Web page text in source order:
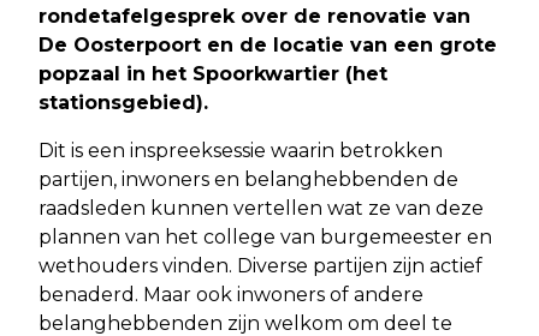
rondetafelgesprek over de renovatie van
De Oosterpoort en de locatie van een grote
popzaal in het Spoorkwartier (het
stationsgebied).
Dit is een inspreeksessie waarin betrokken
partijen, inwoners en belanghebbenden de
raadsleden kunnen vertellen wat ze van deze
plannen van het college van burgemeester en
wethouders vinden. Diverse partijen zijn actief
benaderd. Maar ook inwoners of andere
belanghebbenden zijn welkom om deel te